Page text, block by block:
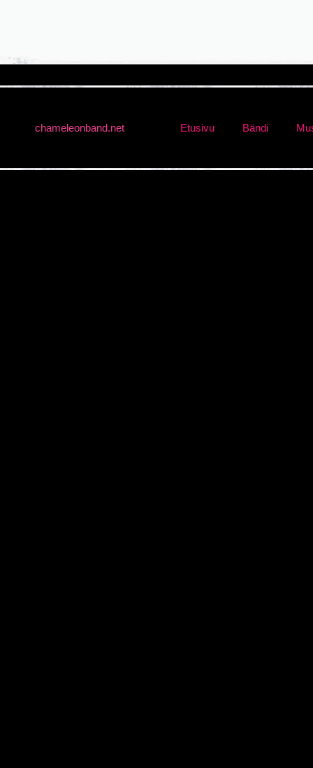
chameleonband.net Etusivu Bändi